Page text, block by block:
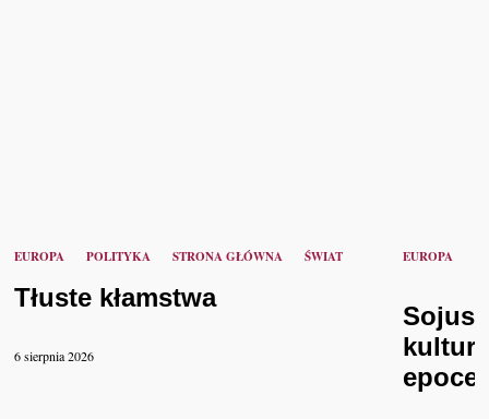
EUROPA POLITYKA STRONA GŁÓWNA ŚWIAT
Tłuste kłamstwa
6 sierpnia 2026
EUROPA
epoce